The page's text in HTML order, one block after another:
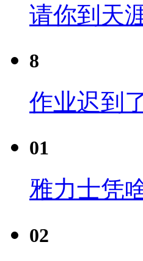
请你到天
8
作业迟到
01
雅力士凭
02